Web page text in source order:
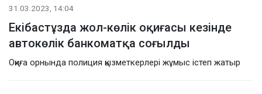
31.03.2023, 14:04
Екібастұзда жол-көлік оқиғасы кезінде
автокөлік банкоматқа соғылды
Оқиға орнында полиция қызметкерлері жұмыс істеп жатыр